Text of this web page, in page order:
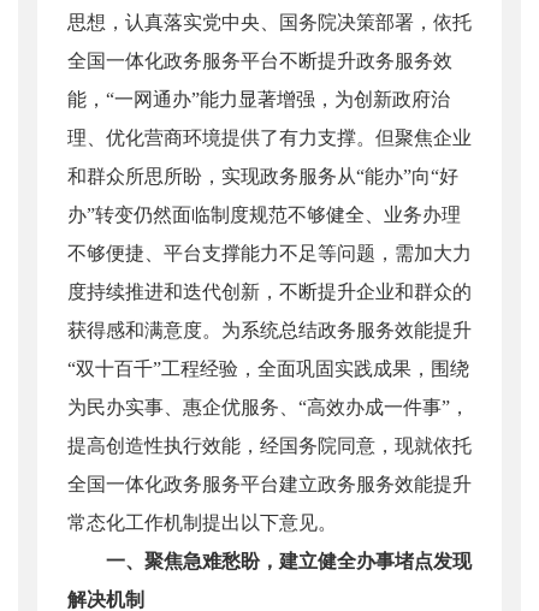
思想，认真落实党中央、国务院决策部署，依托
全国一体化政务服务平台不断提升政务服务效
能，“一网通办”能力显著增强，为创新政府治
理、优化营商环境提供了有力支撑。但聚焦企业
和群众所思所盼，实现政务服务从“能办”向“好
办”转变仍然面临制度规范不够健全、业务办理
不够便捷、平台支撑能力不足等问题，需加大力
度持续推进和迭代创新，不断提升企业和群众的
获得感和满意度。为系统总结政务服务效能提升
“双十百千”工程经验，全面巩固实践成果，围绕
为民办实事、惠企优服务、“高效办成一件事”，
提高创造性执行效能，经国务院同意，现就依托
全国一体化政务服务平台建立政务服务效能提升
常态化工作机制提出以下意见。
一、聚焦急难愁盼，建立健全办事堵点发现
解决机制